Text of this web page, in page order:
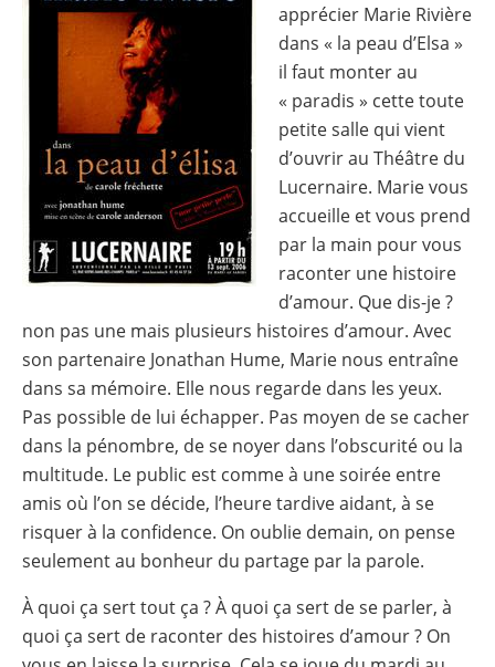
apprécier Marie Rivière
dans « la peau d’Elsa »
il faut monter au
« paradis » cette toute
petite salle qui vient
d’ouvrir au Théâtre du
Lucernaire. Marie vous
accueille et vous prend
par la main pour vous
raconter une histoire
d’amour. Que dis-je ?
non pas une mais plusieurs histoires d’amour. Avec
son partenaire Jonathan Hume, Marie nous entraîne
dans sa mémoire. Elle nous regarde dans les yeux.
Pas possible de lui échapper. Pas moyen de se cacher
dans la pénombre, de se noyer dans l’obscurité ou la
multitude. Le public est comme à une soirée entre
amis où l’on se décide, l’heure tardive aidant, à se
risquer à la confidence. On oublie demain, on pense
seulement au bonheur du partage par la parole.
À quoi ça sert tout ça ? À quoi ça sert de se parler, à
quoi ça sert de raconter des histoires d’amour ? On